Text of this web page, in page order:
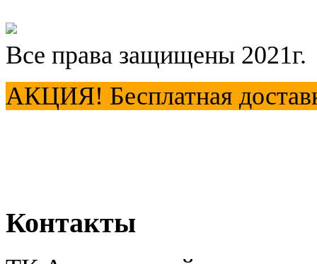
Все права защищены 2021г.
АКЦИЯ! Бесплатная
Контакты